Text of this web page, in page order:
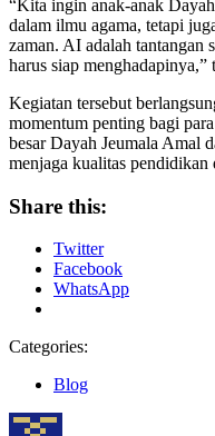
“Kita ingin anak-anak
dalam ilmu agama, tetapi
zaman. AI adalah tantangan
harus siap menghadapinya,”
Kegiatan tersebut
momentum penting bagi
besar Dayah Jeumala Amal
menjaga kualitas pendidikan
Share this:
Twitter
Facebook
WhatsApp
Categories:
Blog